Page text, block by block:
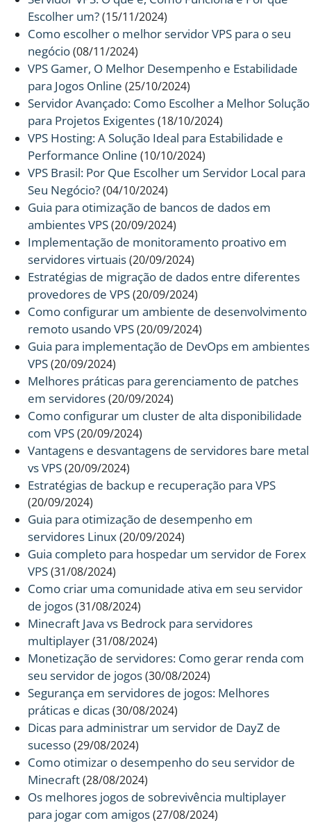
Escolher um?(15/11/2024)
Como escolher o melhor servidor VPS para o seu
negócio(08/11/2024)
VPS Gamer, O Melhor Desempenho e Estabilidade
para Jogos Online (25/10/2024)
Servidor Avançado: Como Escolher a Melhor Solução
para Projetos Exigentes(18/10/2024)
VPS Hosting: A Solução Ideal para Estabilidade e
Performance Online (10/10/2024)
VPS Brasil: Por Que Escolher um Servidor Local para
Seu Negócio?(04/10/2024)
Guia para otimização de bancos de dados em
ambientes VPS(20/09/2024)
Implementação de monitoramento proativo em
servidores virtuais(20/09/2024)
Estratégias de migração de dados entre diferentes
provedores de VPS(20/09/2024)
Como configurar um ambiente de desenvolvimento
remoto usando VPS(20/09/2024)
Guia para implementação de DevOps em ambientes
VPS(20/09/2024)
Melhores práticas para gerenciamento de patches
em servidores(20/09/2024)
Como configurar um cluster de alta disponibilidade
com VPS(20/09/2024)
Vantagens e desvantagens de servidores bare metal
vs VPS(20/09/2024)
Estratégias de backup e recuperação para VPS
(20/09/2024)
Guia para otimização de desempenho em
servidores Linux(20/09/2024)
Guia completo para hospedar um servidor de Forex
VPS(31/08/2024)
Como criar uma comunidade ativa em seu servidor
de jogos(31/08/2024)
Minecraft Java vs Bedrock para servidores
multiplayer(31/08/2024)
Monetização de servidores: Como gerar renda com
seu servidor de jogos(30/08/2024)
Segurança em servidores de jogos: Melhores
práticas e dicas(30/08/2024)
Dicas para administrar um servidor de DayZ de
sucesso(29/08/2024)
Como otimizar o desempenho do seu servidor de
Minecraft(28/08/2024)
Os melhores jogos de sobrevivência multiplayer
para jogar com amigos(27/08/2024)